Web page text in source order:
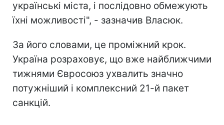
українські міста, і послідовно обмежують
їхні можливості", - зазначив Власюк.
За його словами, це проміжний крок.
Україна розраховує, що вже найближчими
тижнями Євросоюз ухвалить значно
потужніший і комплексний 21-й пакет
санкцій.